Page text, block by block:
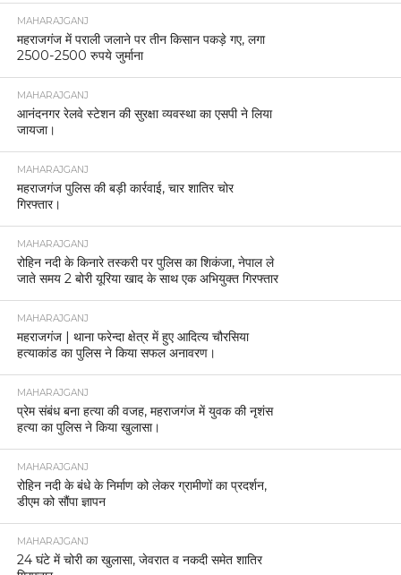
MAHARAJGANJ
महराजगंज में पराली जलाने पर तीन किसान पकड़े गए, लगा
2500-2500 रुपये जुर्माना
MAHARAJGANJ
आनंदनगर रेलवे स्टेशन की सुरक्षा व्यवस्था का एसपी ने लिया
जायजा।
MAHARAJGANJ
महराजगंज पुलिस की बड़ी कार्रवाई, चार शातिर चोर
गिरफ्तार।
MAHARAJGANJ
रोहिन नदी के किनारे तस्करी पर पुलिस का शिकंजा, नेपाल ले
जाते समय 2 बोरी यूरिया खाद के साथ एक अभियुक्त गिरफ्तार
MAHARAJGANJ
महराजगंज | थाना फरेन्दा क्षेत्र में हुए आदित्य चौरसिया
हत्याकांड का पुलिस ने किया सफल अनावरण।
MAHARAJGANJ
प्रेम संबंध बना हत्या की वजह, महराजगंज में युवक की नृशंस
हत्या का पुलिस ने किया खुलासा।
MAHARAJGANJ
रोहिन नदी के बंधे के निर्माण को लेकर ग्रामीणों का प्रदर्शन,
डीएम को सौंपा ज्ञापन
MAHARAJGANJ
24 घंटे में चोरी का खुलासा, जेवरात व नकदी समेत शातिर